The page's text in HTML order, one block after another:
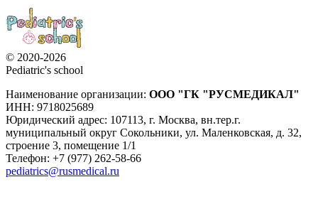
© 2020-2026
Pediatric's school
Наименование организации: ООО "ГК "РУСМЕДИКАЛ"
ИНН: 9718025689
Юридический адрес: 107113, г. Москва, вн.тер.г.
муниципальный округ Сокольники, ул. Маленковская, д. 32,
строение 3, помещение 1/1
Телефон: +7 (977) 262-58-66
pediatrics@rusmedical.ru